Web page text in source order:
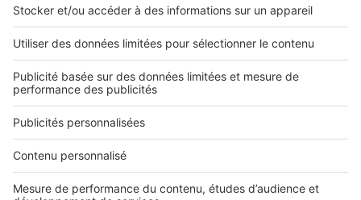
Nos applications
Découvrez nos applications
Services pro